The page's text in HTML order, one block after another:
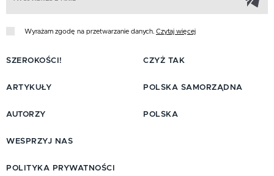
Wyrażam zgodę na przetwarzanie danych. Czytaj więcej
SZEROKOŚCI!
ARTYKUŁY
AUTORZY
CZYŻ TAK
POLSKA SAMORZĄDNA
POLSKA
WESPRZYJ NAS
POLITYKA PRYWATNOŚCI